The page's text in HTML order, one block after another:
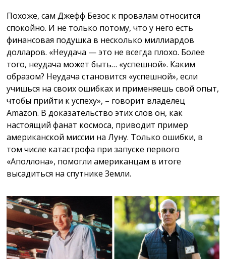
Похоже, сам Джефф Безос к провалам относится
спокойно. И не только потому, что у него есть
финансовая подушка в несколько миллиардов
долларов. «Неудача — это не всегда плохо. Более
того, неудача может быть… «успешной». Каким
образом? Неудача становится «успешной», если
учишься на своих ошибках и применяешь свой опыт,
чтобы прийти к успеху», – говорит владелец
Amazon. В доказательство этих слов он, как
настоящий фанат космоса, приводит пример
американской миссии на Луну. Только ошибки, в
том числе катастрофа при запуске первого
«Аполлона», помогли американцам в итоге
высадиться на спутнике Земли.